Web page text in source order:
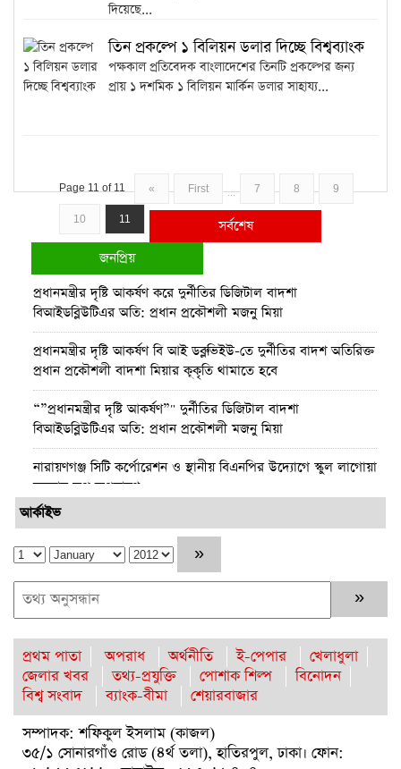
দিয়েছে...
তিন প্রকল্পে ১ বিলিয়ন ডলার দিচ্ছে বিশ্বব্যাংক
পক্ষকাল প্রতিবেদক বাংলাদেশের তিনটি প্রকল্পের জন্য
প্রায় ১ দশমিক ১ বিলিয়ন মার্কিন ডলার সাহায্য...
Page 11 of 11 « First ... 7 8 9
10 11
সর্বশেষ
জনপ্রিয়
প্রধানমন্ত্রীর দৃষ্টি আকর্ষণ করে দুর্নীতির ডিজিটাল বাদশা
বিআইডব্লিউটিএর অতি: প্রধান প্রকৌশলী মজনু মিয়া
প্রধানমন্ত্রীর দৃষ্টি আকর্ষণ বি আই ডব্লুভিইউ-তে দুর্নীতির বাদশ অতিরিক্ত
প্রধান প্রকৌশলী বাদশা মিয়ার কূকৃতি থামাতে হবে
“”প্রধানমন্ত্রীর দৃষ্টি আকর্ষণ”" দুর্নীতির ডিজিটাল বাদশা
বিআইডব্লিউটিএর অতি: প্রধান প্রকৌশলী মজনু মিয়া
নারায়ণগঞ্জ সিটি কর্পোরেশন ও স্থানীয় বিএনপির উদ্যোগে স্কুল লাগোয়া
ময়লার স্তুপ অপসারণ
পটুয়াখালীতে আমতলীর শ্রমিক দল সভাপতিকে কুপিয়ে ও পিটিয়ে
হত্যা
কুমিল্লার প্রথম নারী জেলা প্রশাসক হলেন রোজী আক্তার
নারায়ণগঞ্জে ড্রোনের মাধ্যমে হবে ডিজিটাল ভূমি জরিপ জেলা প্রশাসক-
মো. রায়হান কবির
চাকরির নয় বছরে কোটিপতি রাজউকের ইমারত পরিদর্শক
মনিরুজ্জামান
সাব-রেজিস্টার মাইকেলের হাজার কোটি টাকার অবৈধ সম্পদ
আর্কাইভ
প্রথম পাতা অপরাধ অর্থনীতি ই-পেপার
খেলাধুলা
জেলার খবর
তথ্য-প্রযুক্তি পোশাক শিল্প
বিনোদন
বিশ্ব সংবাদ
ব্যাংক-বীমা
শেয়ারবাজার
সম্পাদক: শফিকুল ইসলাম (কাজল)
৩৫/১ সোনারগাঁও রোড (৪র্থ তলা), হাতিরপুল, ঢাকা। ফোন: